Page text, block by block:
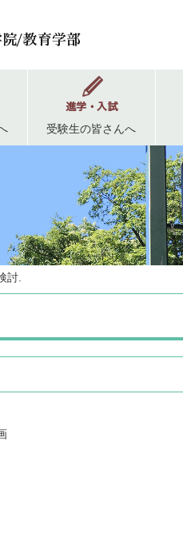
受験生の皆さんへ
討.